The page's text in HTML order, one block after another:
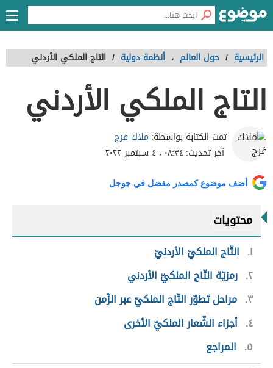
الرئيسية / حول العالم ، أنظمة دولية / التاج الملكي الأردني
التاج الملكي الأردني
تمت الكتابة بواسطة: ملاك فرج
آخر تحديث:٠٨:٣٤ ، ٤ سبتمبر ٢٠٢٢
أضف موضوع كمصدر مفضل في جوجل
محتويات
١
التّاج الملكيّ الأردنيّ
٢ رمزيّة التّاج الملكيّ الأردني
٣ مراحل تَطوّر التّاج الملكيّ عبر الزّمن
٤ أجزاء الشّعار الملكيّ الأخرى
٥
المراجع